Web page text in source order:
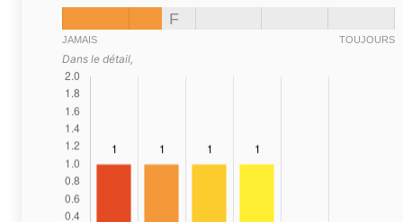
F
JAMAIS TOUJOURS
Dans le détail,